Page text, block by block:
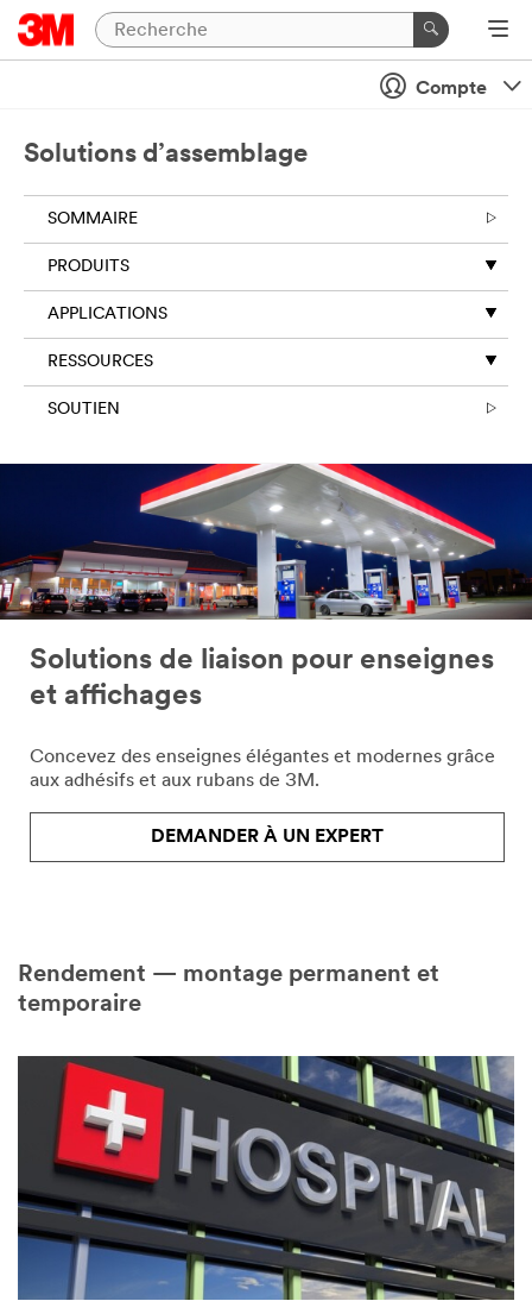
Compte
Solutions d’assemblage
SOMMAIRE
PRODUITS
APPLICATIONS
RESSOURCES
SOUTIEN
Solutions de liaison pour enseignes
et affichages
Concevez des enseignes élégantes et modernes grâce
aux adhésifs et aux rubans de 3M.
DEMANDER À UN EXPERT
Rendement — montage permanent et
temporaire